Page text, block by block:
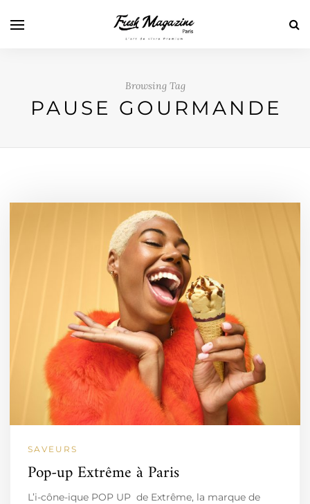
Browsing Tag
PAUSE GOURMANDE
SAVEURS
Pop-up Extrême à Paris
L’i-cône-ique POP UP de Extrême, la marque de